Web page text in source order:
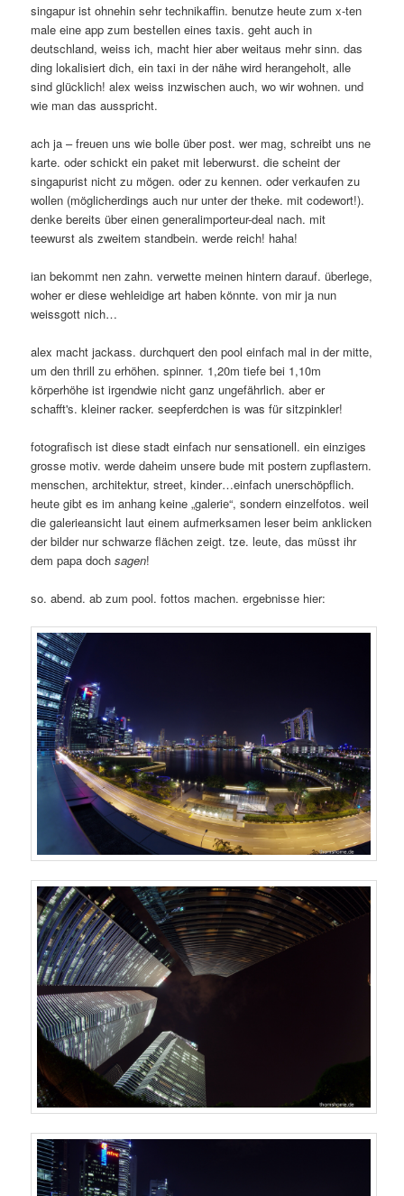
singapur ist ohnehin sehr technikaffin. benutze heute zum x-ten
male eine app zum bestellen eines taxis. geht auch in
deutschland, weiss ich, macht hier aber weitaus mehr sinn. das
ding lokalisiert dich, ein taxi in der nähe wird herangeholt, alle
sind glücklich! alex weiss inzwischen auch, wo wir wohnen. und
wie man das ausspricht.
ach ja – freuen uns wie bolle über post. wer mag, schreibt uns ne
karte. oder schickt ein paket mit leberwurst. die scheint der
singapurist nicht zu mögen. oder zu kennen. oder verkaufen zu
wollen (möglicherdings auch nur unter der theke. mit codewort!).
denke bereits über einen generalimporteur-deal nach. mit
teewurst als zweitem standbein. werde reich! haha!
ian bekommt nen zahn. verwette meinen hintern darauf. überlege,
woher er diese wehleidige art haben könnte. von mir ja nun
weissgott nich…
alex macht jackass. durchquert den pool einfach mal in der mitte,
um den thrill zu erhöhen. spinner. 1,20m tiefe bei 1,10m
körperhöhe ist irgendwie nicht ganz ungefährlich. aber er
schafft's. kleiner racker. seepferdchen is was für sitzpinkler!
fotografisch ist diese stadt einfach nur sensationell. ein einziges
grosse motiv. werde daheim unsere bude mit postern zupflastern.
menschen, architektur, street, kinder…einfach unerschöpflich.
heute gibt es im anhang keine „galerie“, sondern einzelfotos. weil
die galerieansicht laut einem aufmerksamen leser beim anklicken
der bilder nur schwarze flächen zeigt. tze. leute, das müsst ihr
dem papa dochsagen!
so. abend. ab zum pool. fottos machen. ergebnisse hier: